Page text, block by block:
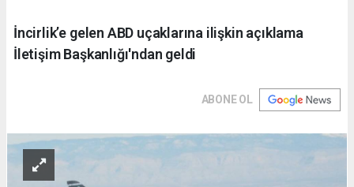
İncirlik’e gelen ABD uçaklarına ilişkin açıklama
İletişim Başkanlığı'ndan geldi
ABONE OL